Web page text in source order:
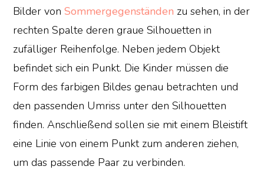
Bilder vonSommergegenständen zu sehen, in der
rechten Spalte deren graue Silhouetten in
zufälliger Reihenfolge. Neben jedem Objekt
befindet sich ein Punkt. Die Kinder müssen die
Form des farbigen Bildes genau betrachten und
den passenden Umriss unter den Silhouetten
finden. Anschließend sollen sie mit einem Bleistift
eine Linie von einem Punkt zum anderen ziehen,
um das passende Paar zu verbinden.